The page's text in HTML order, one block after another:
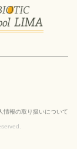
情報の取り扱いについて